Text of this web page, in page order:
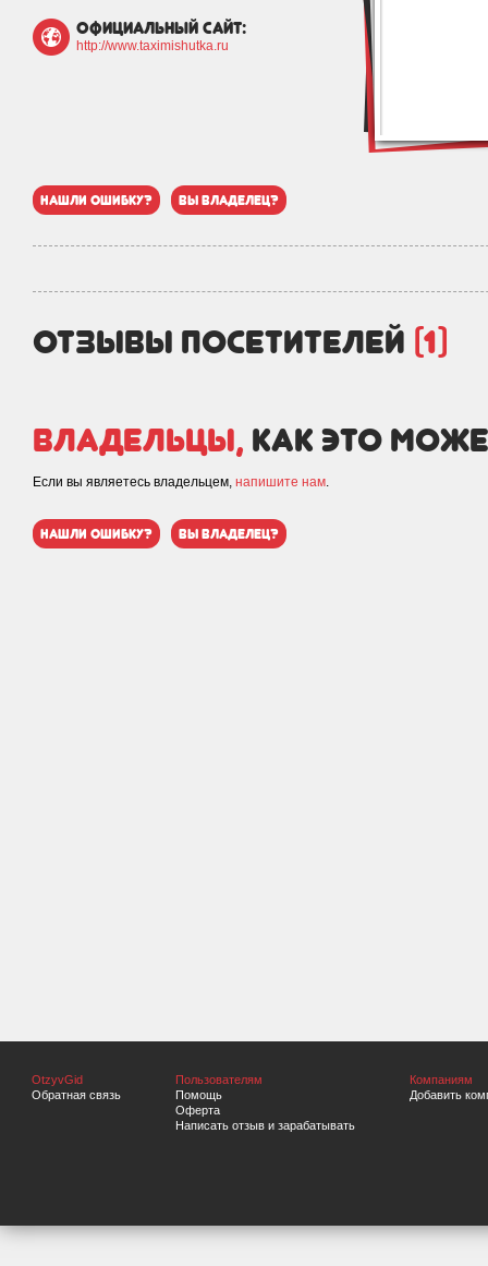
официальный сайт:
http://www.taximishutka.ru
нашли ошибку? вы владелец?
отзывы посетителей (1)
Владельцы, как это
Если вы являетесь владельцем, напишите нам.
нашли ошибку? вы владелец?
OtzyvGid
Обратная связь
Пользователям
Помощь
Оферта
Написать отзыв и зарабатывать
Компаниям
Добавить